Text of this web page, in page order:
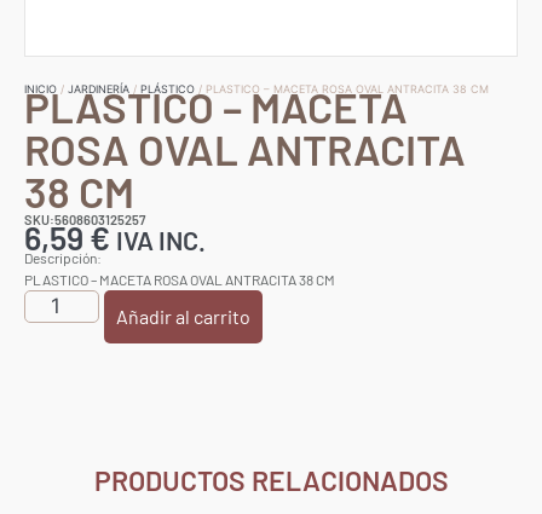
INICIO / JARDINERÍA / PLÁSTICO / PLASTICO – MACETA ROSA OVAL ANTRACITA 38 CM
PLASTICO – MACETA
ROSA OVAL ANTRACITA
38 CM
SKU:5608603125257
6,59€ IVA INC.
Descripción:
PLASTICO – MACETA ROSA OVAL ANTRACITA 38 CM
Añadir al carrito
PRODUCTOS RELACIONADOS